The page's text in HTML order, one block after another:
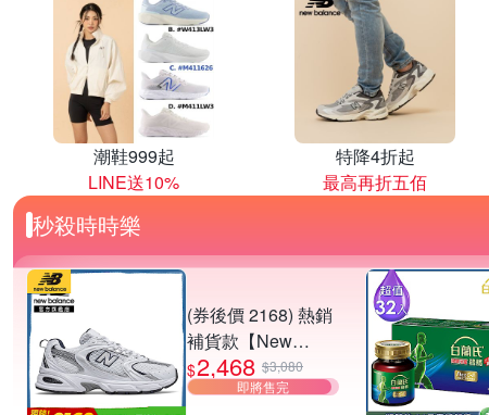
潮鞋999起
LINE送10%
特降4折起
最高再折五佰
秒殺時時樂
(券後價 2168) 熱銷
補貨款【New
Balance】復古運動
鞋_中性_白銀
$2,468 $3,080
即將售完